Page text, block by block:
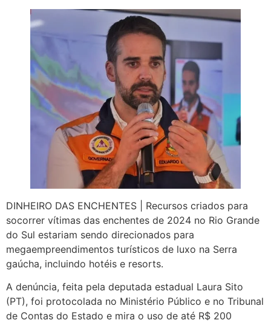
DINHEIRO DAS ENCHENTES | Recursos criados para
socorrer vítimas das enchentes de 2024 no Rio Grande
do Sul estariam sendo direcionados para
megaempreendimentos turísticos de luxo na Serra
gaúcha, incluindo hotéis e resorts.
A denúncia, feita pela deputada estadual Laura Sito
(PT), foi protocolada no Ministério Público e no Tribunal
de Contas do Estado e mira o uso de até R$ 200